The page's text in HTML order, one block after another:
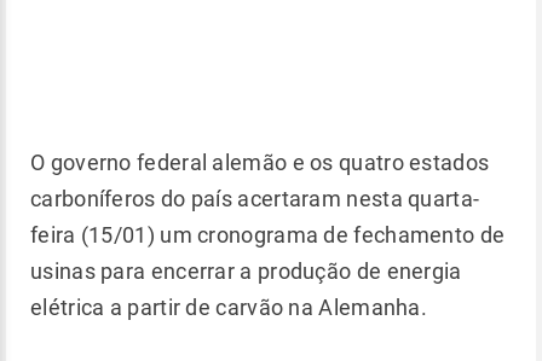
O governo federal alemão e os quatro estados
carboníferos do país acertaram nesta quarta-
feira (15/01) um cronograma de fechamento de
usinas para encerrar a produção de energia
elétrica a partir de carvão na Alemanha.